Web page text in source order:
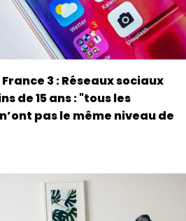
3 : Réseaux sociaux
de 15 ans : "tous les
pas le même niveau de